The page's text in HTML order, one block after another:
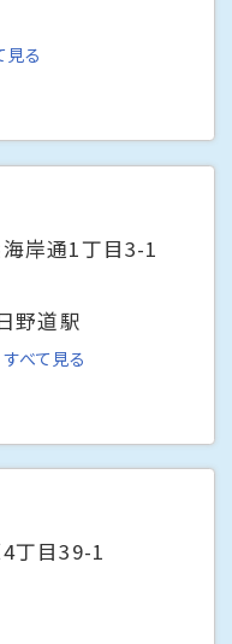
見る
岸通1丁目3-1
野道駅
すべて見る
丁目39-1